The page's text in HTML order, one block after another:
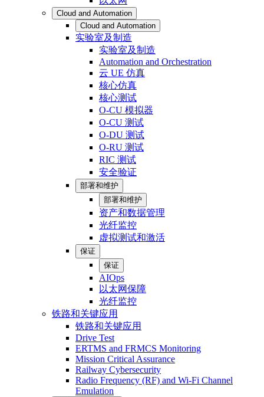
Cloud and Automation
Cloud and Automation
实验室及制造
实验室及制造
Automation and Orchestration
云 UE 仿真
核心仿真
核心测试
O-CU 模拟器
O-CU 测试
O-DU 测试
O-RU 测试
RIC 测试
安全验证
部署和维护
部署和维护
资产和数据管理
光纤监控
虚拟测试和激活
保证
保证
AIOps
以太网保障
光纤监控
铁路和关键应用
铁路和关键应用
Drive Test
ERTMS and FRMCS Monitoring
Mission Critical Assurance
Railway Cybersecurity
Radio Frequency (RF) and Wi-Fi Channel
Emulation